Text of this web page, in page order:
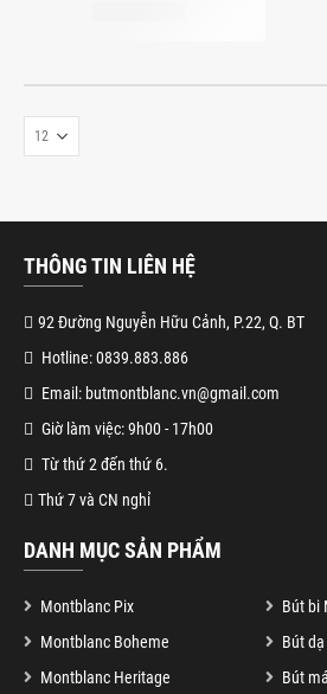
THÔNG TIN LIÊN HỆ
92 Đường Nguyễn Hữu Cảnh, P.22, Q. BT
Hotline: 0839.883.886
Email: butmontblanc.vn@gmail.com
Giờ làm việc: 9h00 - 17h00
Từ thứ 2 đến thứ 6.
Thứ 7 và CN nghỉ
DANH MỤC SẢN PHẨM
Montblanc Pix
Bút bi
Montblanc Boheme
Bút
Montblanc Heritage
Bút